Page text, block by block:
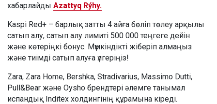
хабарлайды Azattyq Rýhy.
Kaspi Red+ – барлық затты 4 айға бөліп төлеу арқылы
сатып алу, сатып алу лимиті 500 000 теңгеге дейін
және көтеріңкі бонус. Мүмкіндікті жіберіп алмаңыз
және тиімді сатып алуға үлгеріңіз!
Zara, Zara Home, Bershka, Stradivarius, Massimo Dutti,
Pull&Bear және Oysho брендтері әлемге танымал
испандық Inditex холдингінің құрамына кіреді.